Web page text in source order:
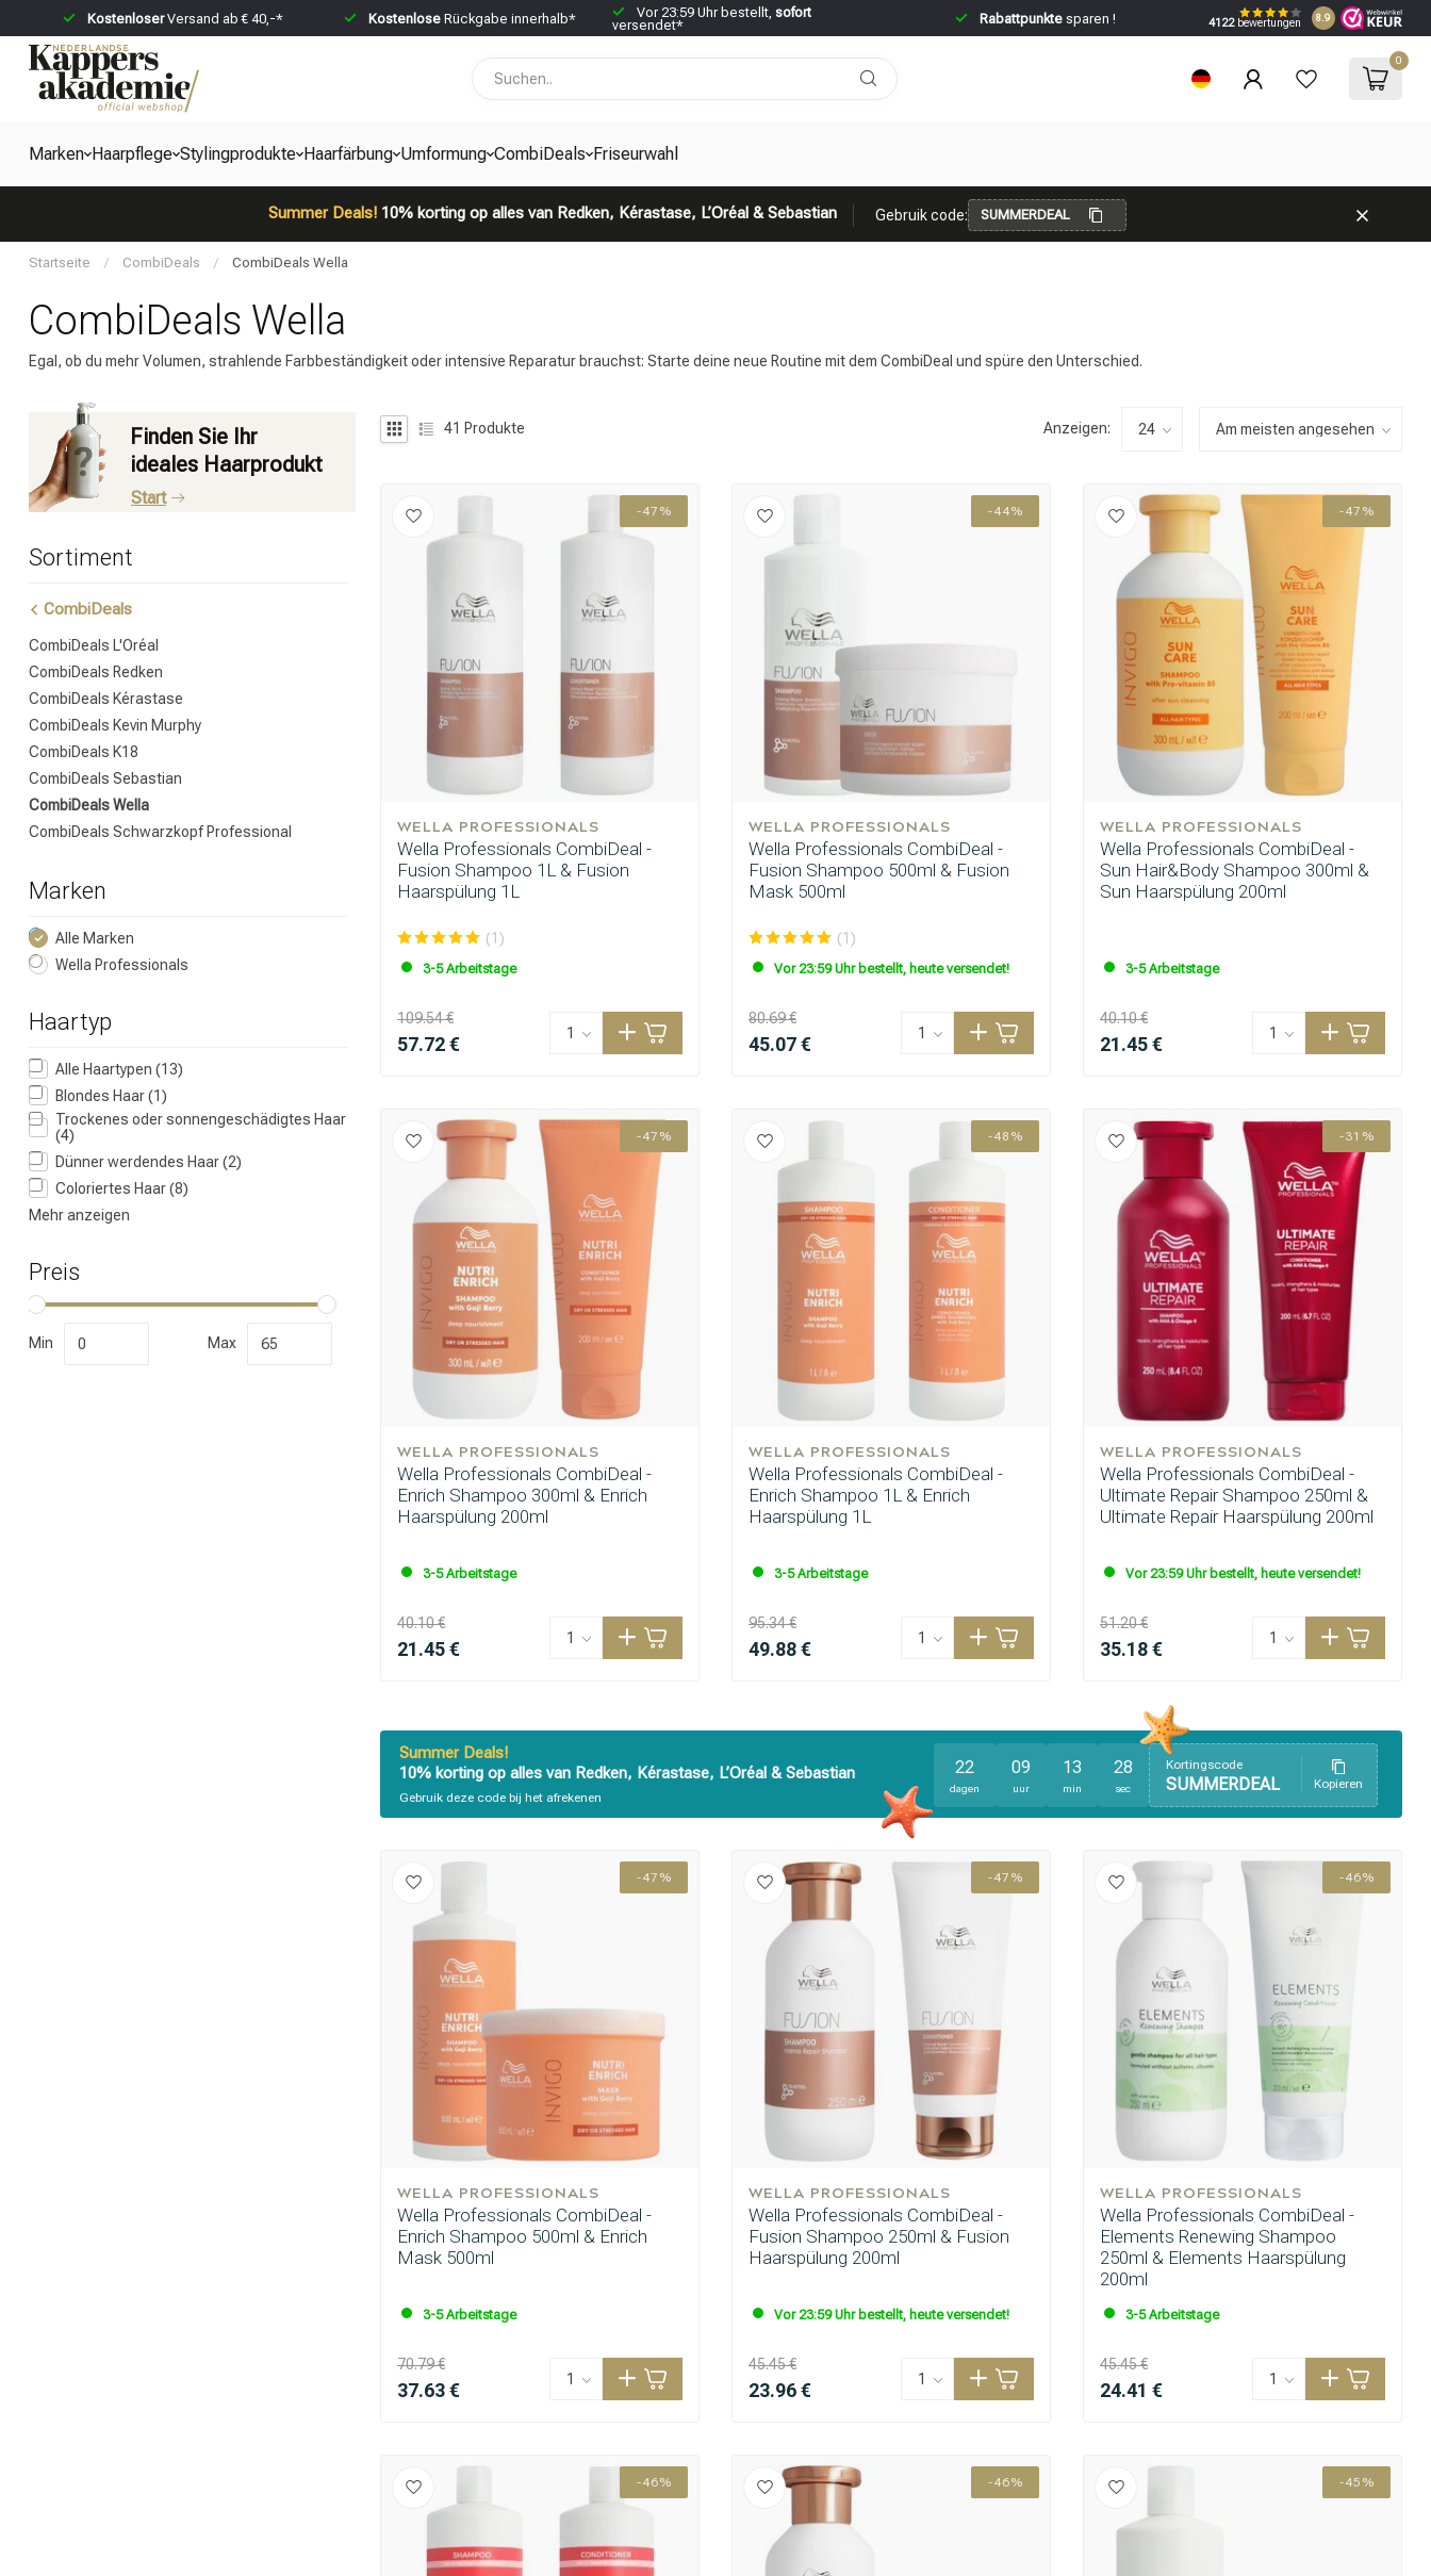
KostenloserVersand ab € 40,-* Kostenlose Rückgabe innerhalb* Vor 23:59 Uhr bestellt, sofort
versendet*
Rabattpunktesparen ! 4122bewertungen 8.9
0
Marken Haarpflege Stylingprodukte Haarfärbung Umformung CombiDeals Friseurwahl
Summer Deals!10% korting op alles van Redken, Kérastase, L’Oréal & Sebastian Gebruik code: SUMMERDEAL
Nach welcher Kategorie suchst du?
Haarpflege Stylingprodukte Haarfärbung
Startseite / CombiDeals / CombiDeals Wella
CombiDeals Wella
Egal, ob du mehr Volumen, strahlende Farbbeständigkeit oder intensive Reparatur brauchst: Starte deine neue Routine mit dem CombiDeal und spüre den Unterschied.
Finden Sie Ihr
ideales Haarprodukt
Start
Sortiment
CombiDeals
CombiDeals L'Oréal
CombiDeals Redken
CombiDeals Kérastase
CombiDeals Kevin Murphy
CombiDeals K18
CombiDeals Sebastian
CombiDeals Wella
CombiDeals Schwarzkopf Professional
Marken
Alle Marken
Wella Professionals
Haartyp
Alle Haartypen (13)
Blondes Haar(1)
Trockenes oder sonnengeschädigtes Haar
(4)
Dünner werdendes Haar(2)
Coloriertes Haar(8)
Mehr anzeigen
Preis
Min Max
41 Produkte Anzeigen:
-47%
WELLA PROFESSIONALS
Wella Professionals CombiDeal -
Fusion Shampoo 1L & Fusion
Haarspülung 1L
(1)
3-5 Arbeitstage
109.54 €
57.72 €
-44%
WELLA PROFESSIONALS
Wella Professionals CombiDeal -
Fusion Shampoo 500ml & Fusion
Mask 500ml
(1)
Vor 23:59 Uhr bestellt, heute versendet!
80.69 €
45.07 €
-47%
WELLA PROFESSIONALS
Wella Professionals CombiDeal -
Sun Hair&Body Shampoo 300ml &
Sun Haarspülung 200ml
3-5 Arbeitstage
40.10 €
21.45 €
-47%
WELLA PROFESSIONALS
Wella Professionals CombiDeal -
Enrich Shampoo 300ml & Enrich
Haarspülung 200ml
3-5 Arbeitstage
40.10 €
21.45 €
-48%
WELLA PROFESSIONALS
Wella Professionals CombiDeal -
Enrich Shampoo 1L & Enrich
Haarspülung 1L
3-5 Arbeitstage
95.34 €
49.88 €
-31%
WELLA PROFESSIONALS
Wella Professionals CombiDeal -
Ultimate Repair Shampoo 250ml &
Ultimate Repair Haarspülung 200ml
Vor 23:59 Uhr bestellt, heute versendet!
51.20 €
35.18 €
Summer Deals!
10% korting op alles van Redken, Kérastase, L’Oréal & Sebastian
Gebruik deze code bij het afrekenen
22
dagen
09
uur
13
min
27
sec
Kortingscode
SUMMERDEAL Kopieren
-47%
WELLA PROFESSIONALS
Wella Professionals CombiDeal -
Enrich Shampoo 500ml & Enrich
Mask 500ml
3-5 Arbeitstage
70.79 €
37.63 €
-47%
WELLA PROFESSIONALS
Wella Professionals CombiDeal -
Fusion Shampoo 250ml & Fusion
Haarspülung 200ml
Vor 23:59 Uhr bestellt, heute versendet!
45.45 €
23.96 €
-46%
WELLA PROFESSIONALS
Wella Professionals CombiDeal -
Elements Renewing Shampoo
250ml & Elements Haarspülung
200ml
3-5 Arbeitstage
45.45 €
24.41 €
-46% -46% -45%